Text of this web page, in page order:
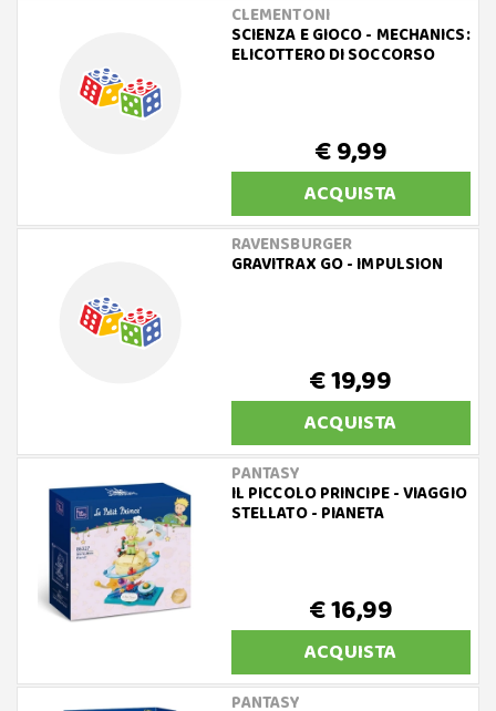
CLEMENTONI
SCIENZA E GIOCO - MECHANICS:
ELICOTTERO DI SOCCORSO
€ 9,99
ACQUISTA
RAVENSBURGER
GRAVITRAX GO - IMPULSION
€ 19,99
ACQUISTA
PANTASY
IL PICCOLO PRINCIPE - VIAGGIO
STELLATO - PIANETA
€ 16,99
ACQUISTA
PANTASY